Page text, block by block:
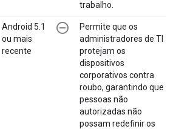
trabalho.
Android 5.1
ou mais
recente
remove_circle_outline
Permite que os
administradores de TI
protejam os
dispositivos
corporativos contra
roubo, garantindo que
pessoas não
autorizadas não
possam redefinir os